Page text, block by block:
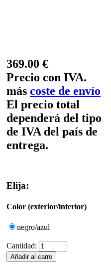
369.00 €
Precio con IVA.
más coste de envío
El precio total
dependerá del tipo
de IVA del país de
entrega.
Elija:
Color (exterior/interior)
negro/azul
Cantidad: